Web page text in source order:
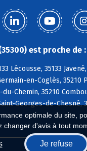
optimale du site,
d'avis à tout
Je refuse
est proche de :
Lécousse, 35133
en-Coglès,
Chemin, 35210
Georges-de-